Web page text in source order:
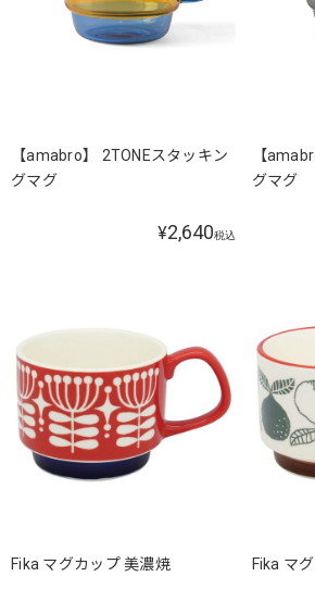
【amabro】 2TONEスタッキン
グマグ
¥2,640税込
【
グマグ
Fika マグカップ 美濃焼 Fika マ